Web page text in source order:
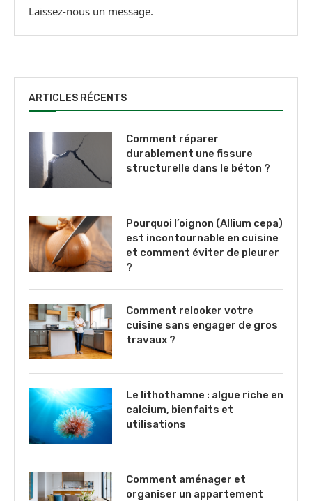
Laissez-nous un message.
ARTICLES RÉCENTS
Comment réparer
durablement une fissure
structurelle dans le béton ?
Pourquoi l’oignon (Allium cepa)
est incontournable en cuisine
et comment éviter de pleurer
?
Comment relooker votre
cuisine sans engager de gros
travaux ?
Le lithothamne : algue riche en
calcium, bienfaits et
utilisations
Comment aménager et
organiser un appartement